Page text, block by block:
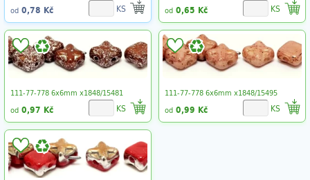
od 0,78 Kč KS
od 0,65 Kč KS
111-77-778 6x6mm x1848/15481
od 0,97 Kč KS
111-77-778 6x6mm x1848/15495
od 0,99 Kč KS